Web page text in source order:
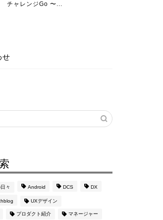
て￼
せ
々 Android DCS DX
UXデザイン
プロダクト紹介 マネージャー